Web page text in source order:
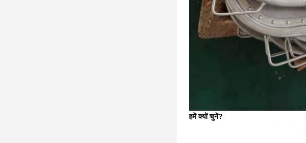
हमें क्यों चुनें?